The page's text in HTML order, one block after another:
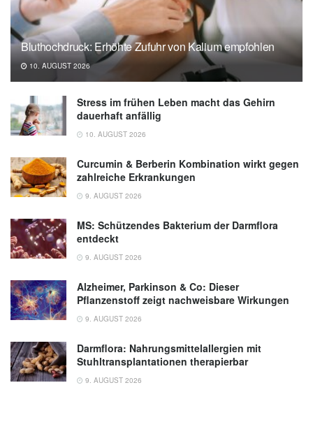
Bluthochdruck: Erhöhte Zufuhr von Kalium empfohlen
10. AUGUST 2026
Stress im frühen Leben macht das Gehirn
dauerhaft anfällig
10. AUGUST 2026
Curcumin & Berberin Kombination wirkt gegen
zahlreiche Erkrankungen
9. AUGUST 2026
MS: Schützendes Bakterium der Darmflora
entdeckt
9. AUGUST 2026
Alzheimer, Parkinson & Co: Dieser
Pflanzenstoff zeigt nachweisbare Wirkungen
9. AUGUST 2026
Darmflora: Nahrungsmittelallergien mit
Stuhltransplantationen therapierbar
9. AUGUST 2026